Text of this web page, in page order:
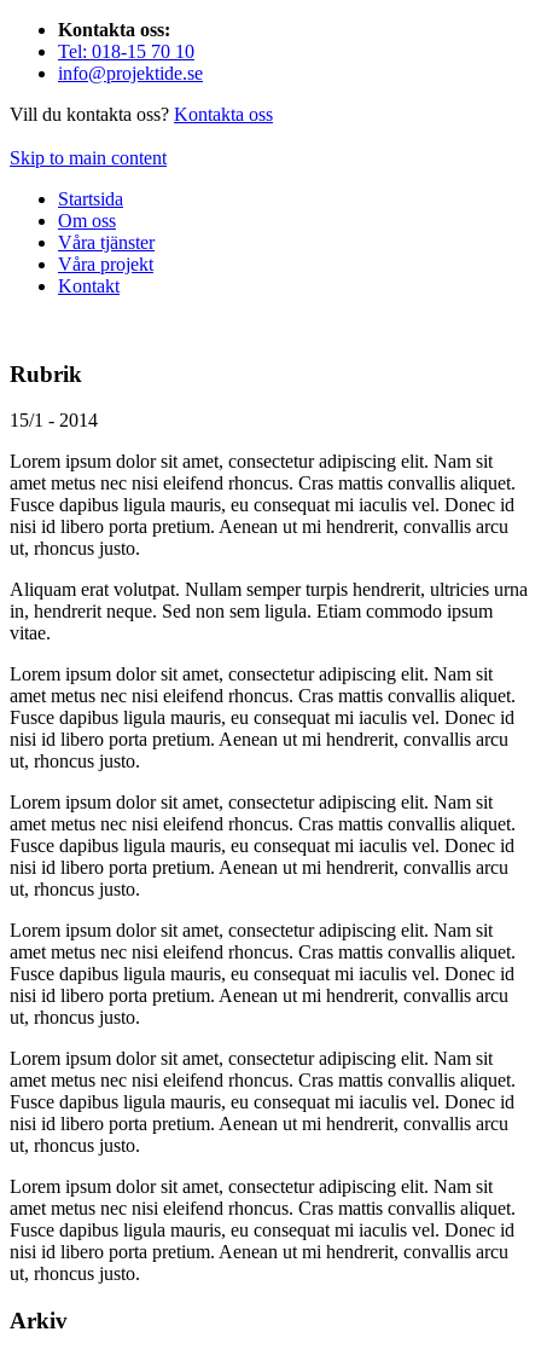
Kontakta oss:
Tel: 018-15 70 10
info@projektide.se
Vill du kontakta oss? Kontakta oss
Skip to main content
Startsida
Om oss
Våra tjänster
Våra projekt
Kontakt
Rubrik
15/1 - 2014
Lorem ipsum dolor sit amet, consectetur adipiscing elit. Nam sit
amet metus nec nisi eleifend rhoncus. Cras mattis convallis aliquet.
Fusce dapibus ligula mauris, eu consequat mi iaculis vel. Donec id
nisi id libero porta pretium. Aenean ut mi hendrerit, convallis arcu
ut, rhoncus justo.
Aliquam erat volutpat. Nullam semper turpis hendrerit, ultricies urna
in, hendrerit neque. Sed non sem ligula. Etiam commodo ipsum
vitae.
Lorem ipsum dolor sit amet, consectetur adipiscing elit. Nam sit
amet metus nec nisi eleifend rhoncus. Cras mattis convallis aliquet.
Fusce dapibus ligula mauris, eu consequat mi iaculis vel. Donec id
nisi id libero porta pretium. Aenean ut mi hendrerit, convallis arcu
ut, rhoncus justo.
Lorem ipsum dolor sit amet, consectetur adipiscing elit. Nam sit
amet metus nec nisi eleifend rhoncus. Cras mattis convallis aliquet.
Fusce dapibus ligula mauris, eu consequat mi iaculis vel. Donec id
nisi id libero porta pretium. Aenean ut mi hendrerit, convallis arcu
ut, rhoncus justo.
Lorem ipsum dolor sit amet, consectetur adipiscing elit. Nam sit
amet metus nec nisi eleifend rhoncus. Cras mattis convallis aliquet.
Fusce dapibus ligula mauris, eu consequat mi iaculis vel. Donec id
nisi id libero porta pretium. Aenean ut mi hendrerit, convallis arcu
ut, rhoncus justo.
Lorem ipsum dolor sit amet, consectetur adipiscing elit. Nam sit
amet metus nec nisi eleifend rhoncus. Cras mattis convallis aliquet.
Fusce dapibus ligula mauris, eu consequat mi iaculis vel. Donec id
nisi id libero porta pretium. Aenean ut mi hendrerit, convallis arcu
ut, rhoncus justo.
Lorem ipsum dolor sit amet, consectetur adipiscing elit. Nam sit
amet metus nec nisi eleifend rhoncus. Cras mattis convallis aliquet.
Fusce dapibus ligula mauris, eu consequat mi iaculis vel. Donec id
nisi id libero porta pretium. Aenean ut mi hendrerit, convallis arcu
ut, rhoncus justo.
Arkiv